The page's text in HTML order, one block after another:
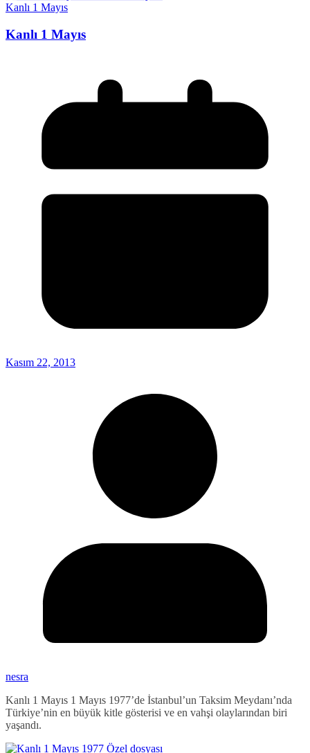
Kanlı 1 Mayıs
Kanlı 1 Mayıs
Kasım 22, 2013
nesra
Kanlı 1 Mayıs 1 Mayıs 1977’de İstanbul’un Taksim Meydanı’nda
Türkiye’nin en büyük kitle gösterisi ve en vahşi olaylarından biri
yaşandı.